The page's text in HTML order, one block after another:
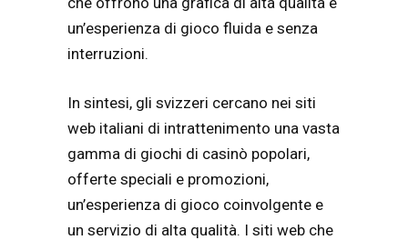
un’esperienza di gioco fluida e senza
interruzioni.
In sintesi, gli svizzeri cercano nei siti
web italiani di intrattenimento una vasta
gamma di giochi di casinò popolari,
offerte speciali e promozioni,
un’esperienza di gioco coinvolgente e
un servizio di alta qualità. I siti web che